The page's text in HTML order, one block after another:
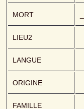
MORT
LIEU2
LANGUE
ORIGINE
FAMILLE